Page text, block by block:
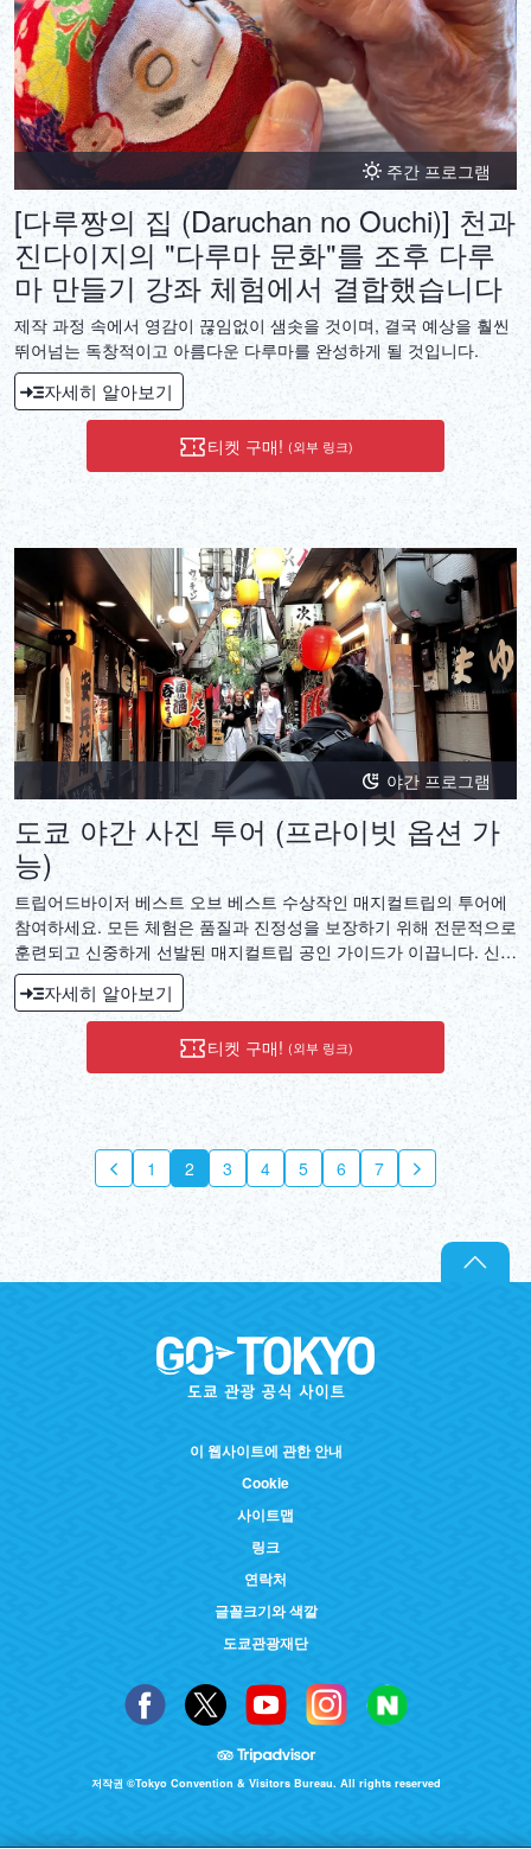
주간 프로그램
[다루짱의 집 (Daruchan no Ouchi)] 천과
진다이지의 "다루마 문화"를 조후 다루
마 만들기 강좌 체험에서 결합했습니다
제작 과정 속에서 영감이 끊임없이 샘솟을 것이며, 결국 예상을 훨씬
뛰어넘는 독창적이고 아름다운 다루마를 완성하게 될 것입니다.
자세히 알아보기
티켓 구매! (외부 링크)
야간 프로그램
도쿄 야간 사진 투어 (프라이빗 옵션 가
능)
트립어드바이저 베스트 오브 베스트 수상작인 매지컬트립의 투어에
참여하세요. 모든 체험은 품질과 진정성을 보장하기 위해 전문적으로
훈련되고 신중하게 선발된 매지컬트립 공인 가이드가 이끕니다. 신주
쿠 3초메에서 친근한 현지 가이드를 만나 음료가 포함된 아늑한 이자
카야에서 시작하며, 네온 도시 풍경이나 캐주얼한 거리 샷 등 선호하
는 사진 스타일에 대해 이야기를 나눈 후 투어를 시작하세요. 도쿄의
상징적인 장소와 숨은 명소를 야간 사진 산책으로 탐험해보세요. 가
이드가 사진을 찍어주고 내부 이야기를 공유하므로 멋진 사진과 현지
지식을 얻을 수 있습니다. 유명한 시부야 스크램블 크로싱을 촬영하
자세히 알아보기
티켓 구매! (외부 링크)
1 2 3 4 5 6 7 8
이 웹사이트에 관한 안내
Cookie
사이트맵
링크
연락처
글꼴크기와 색깔
도쿄관광재단
저작권 ©Tokyo Convention & Visitors Bureau. All rights reserved